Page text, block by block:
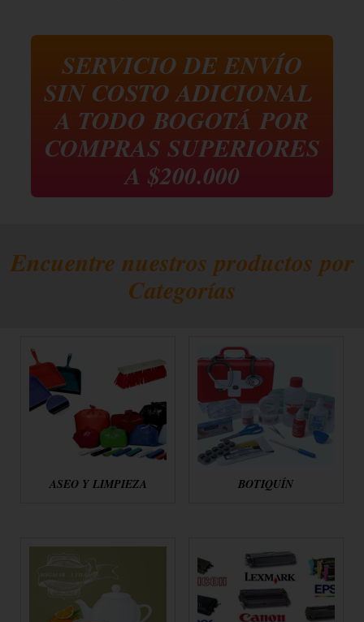
SERVICIO DE ENVÍO
SIN COSTO ADICIONAL
A TODO BOGOTÁPOR
COMPRAS SUPERIORES
A $200.000
Encuentre nuestros productos por
Categorías
ASEO Y LIMPIEZA BOTIQUÍN